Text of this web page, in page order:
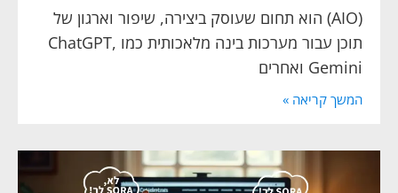
(AIO) הוא תחום שעוסק ביצירה, שיפור וארגון של
תוכן עבור מערכות בינה מלאכותית כמו ChatGPT,
Gemini ואחרים
המשך קריאה »